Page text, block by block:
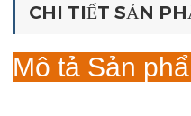
CHI TIẾT SẢN
Mô tả Sản